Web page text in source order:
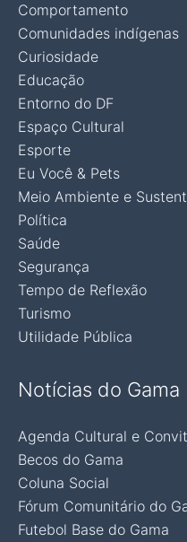
Comportamento
Comunidades indígenas
Curiosidade
Educação
Entorno do DF
Espaço Cultural
Esporte
Eu Você & Pets
Meio Ambiente e
Política
Saúde
Segurança
Tempo de Reflexão
Turismo
Utilidade Pública
Notícias do Gama
Agenda Cultural e
Becos do Gama
Coluna Social
Fórum Comunitário do
Futebol Base do Gama